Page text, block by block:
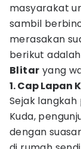
masyarakat
sambil
merasakan
berikut
Blitar yang
1. Cap Lapan
Sejak
Kuda,
dengan